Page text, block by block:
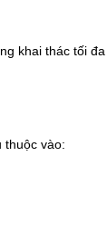
khai thác tối đa
thuộc vào: